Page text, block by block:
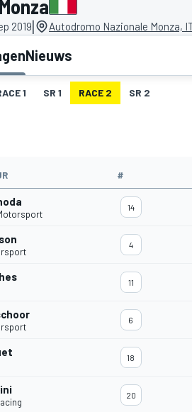
2019| Autodromo Nazionale Monza,
Nieuws
1 SR 1 RACE 2 SR 2
#
14
4
11
6
18
20